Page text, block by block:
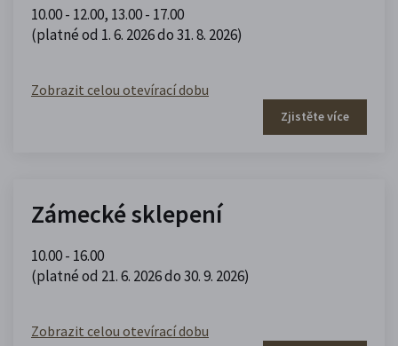
10.00 - 12.00, 13.00 - 17.00
(platné od 1. 6. 2026 do 31. 8. 2026)
Zobrazit celou otevírací dobu
Zjistěte více
Zámecké sklepení
10.00 - 16.00
(platné od 21. 6. 2026 do 30. 9. 2026)
Zobrazit celou otevírací dobu